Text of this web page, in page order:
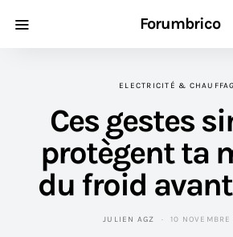
Forumbrico
ELECTRICITÉ &
Ces gestes
protègent ta
du froid
JULIEN AGZ 10